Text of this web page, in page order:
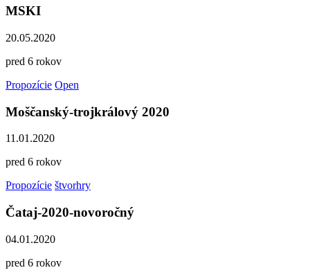
MSKI
20.05.2020
pred 6 rokov
Propozície Open
Moščanský-trojkrálový 2020
11.01.2020
pred 6 rokov
Propozície štvorhry
Čataj-2020-novoročný
04.01.2020
pred 6 rokov